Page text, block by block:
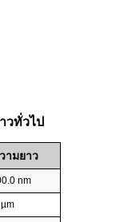
วทั่วไป
ามยาว
nm